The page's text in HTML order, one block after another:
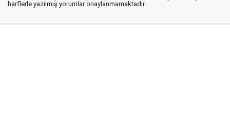
harflerle yazılmış yorumlar onaylanmamaktadır.